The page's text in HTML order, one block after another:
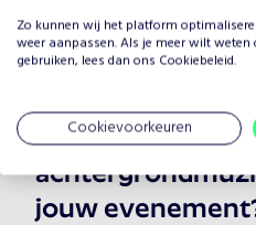
Waarom Sari -
jouw
Zo kunnen wij het platform
weer aanpassen. Als je meer wilt
gebruiken, lees dan ons Cookiebeleid.
Cookievoorkeuren